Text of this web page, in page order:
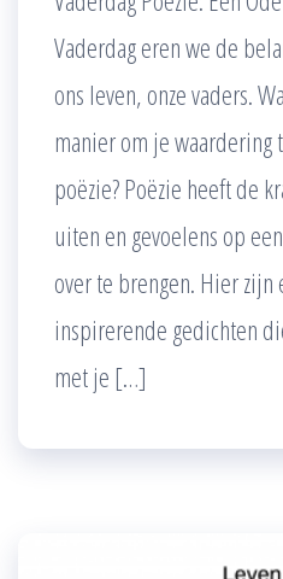
Vaderdag eren we de
ons leven, onze vaders.
manier om je waardering
poëzie? Poëzie heeft de
uiten en gevoelens op
over te brengen. Hier zijn
inspirerende gedichten
met je […]